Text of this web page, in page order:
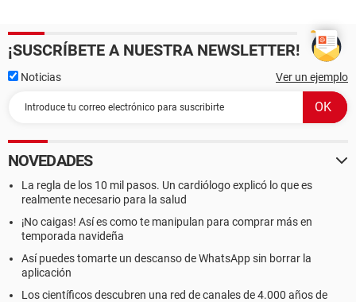
¡SUSCRÍBETE A NUESTRA NEWSLETTER!
Noticias Ver un ejemplo
NOVEDADES
La regla de los 10 mil pasos. Un cardiólogo explicó lo que es
realmente necesario para la salud
¡No caigas! Así es como te manipulan para comprar más en
temporada navideña
Así puedes tomarte un descanso de WhatsApp sin borrar la
aplicación
Los científicos descubren una red de canales de 4.000 años de